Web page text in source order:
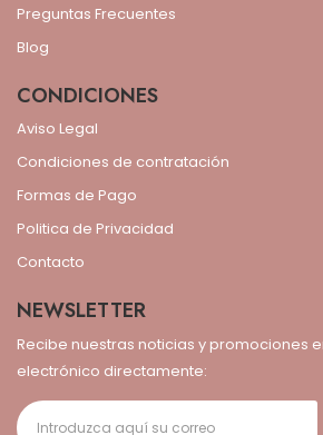
Preguntas Frecuentes
Blog
CONDICIONES
Aviso Legal
Condiciones de contratación
Formas de Pago
Politica de Privacidad
Contacto
NEWSLETTER
Recibe nuestras noticias y promociones
electrónico directamente: